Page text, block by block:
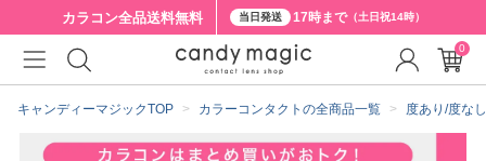
カラコン全品送料無料 当日発送 17時まで（土日祝14時）
キャンディーマジックTOP カラーコンタクトの全商品一覧 度あり/度な
0
クーポン詳細